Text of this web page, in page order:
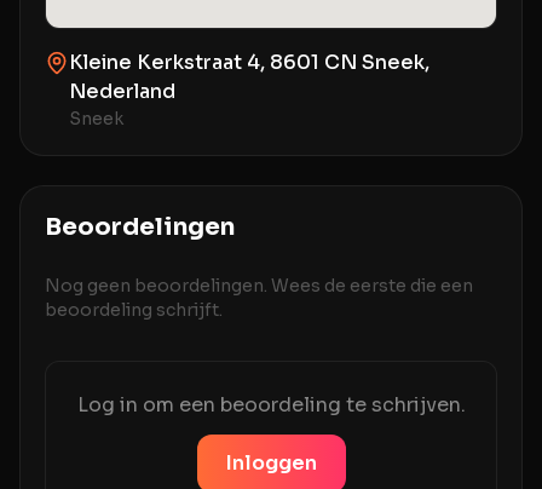
Kleine Kerkstraat 4, 8601 CN Sneek,
Nederland
Sneek
Beoordelingen
Nog geen beoordelingen. Wees de eerste die een
beoordeling schrijft.
Log in om een beoordeling te schrijven.
Inloggen